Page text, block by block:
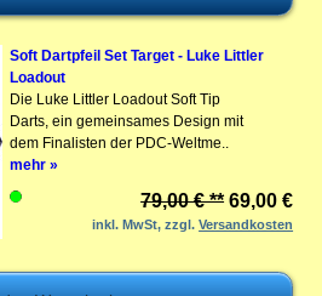
Soft Dartpfeil Set Target - Luke Littler
Loadout
Die Luke Littler Loadout Soft Tip
Darts, ein gemeinsames Design mit
dem Finalisten der PDC-Weltme..
mehr »
79,00 € ** 69,00 €
inkl. MwSt, zzgl.Versandkosten